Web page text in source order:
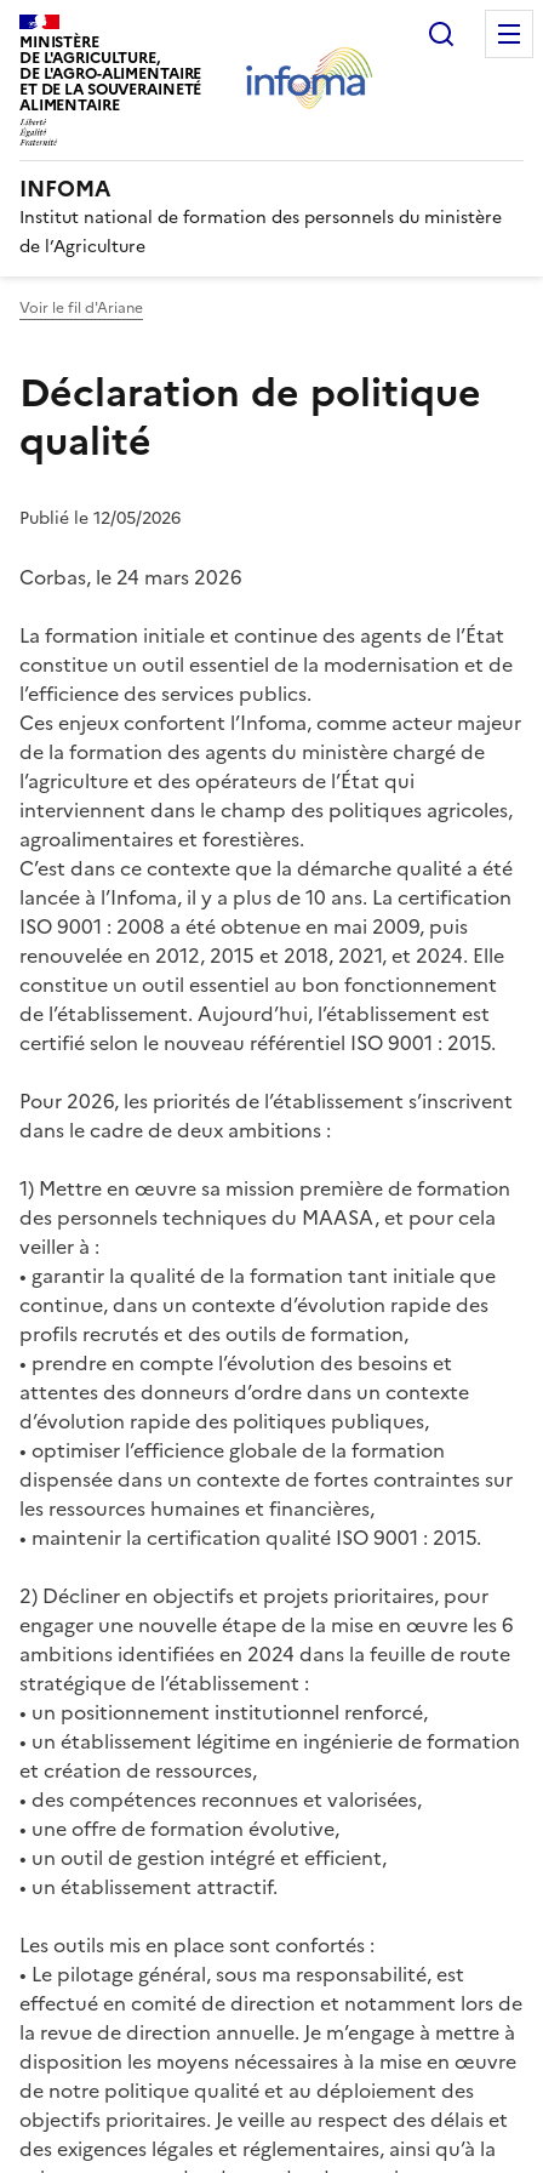
MINISTÈRE
DE L'AGRICULTURE,
DE L'AGRO-ALIMENTAIRE
ET DE LA SOUVERAINETÉ
ALIMENTAIRE
INFOMA
Institut national de formation des personnels du ministère
de l’Agriculture
Voir le fil d'Ariane
Déclaration de politique
qualité
Publié le 12/05/2026
Corbas, le 24 mars 2026
La formation initiale et continue des agents de l’État
constitue un outil essentiel de la modernisation et de
l’efficience des services publics.
Ces enjeux confortent l’Infoma, comme acteur majeur
de la formation des agents du ministère chargé de
l’agriculture et des opérateurs de l’État qui
interviennent dans le champ des politiques agricoles,
agroalimentaires et forestières.
C’est dans ce contexte que la démarche qualité a été
lancée à l’Infoma, il y a plus de 10 ans. La certification
ISO 9001 : 2008 a été obtenue en mai 2009, puis
renouvelée en 2012, 2015 et 2018, 2021, et 2024. Elle
constitue un outil essentiel au bon fonctionnement
de l’établissement. Aujourd’hui, l’établissement est
certifié selon le nouveau référentiel ISO 9001 : 2015.
Pour 2026, les priorités de l’établissement s’inscrivent
dans le cadre de deux ambitions :
1) Mettre en œuvre sa mission première de formation
des personnels techniques du MAASA, et pour cela
veiller à :
• garantir la qualité de la formation tant initiale que
continue, dans un contexte d’évolution rapide des
profils recrutés et des outils de formation,
• prendre en compte l’évolution des besoins et
attentes des donneurs d’ordre dans un contexte
d’évolution rapide des politiques publiques,
• optimiser l’efficience globale de la formation
dispensée dans un contexte de fortes contraintes sur
les ressources humaines et financières,
• maintenir la certification qualité ISO 9001 : 2015.
2) Décliner en objectifs et projets prioritaires, pour
engager une nouvelle étape de la mise en œuvre les 6
ambitions identifiées en 2024 dans la feuille de route
stratégique de l’établissement :
• un positionnement institutionnel renforcé,
• un établissement légitime en ingénierie de formation
et création de ressources,
• des compétences reconnues et valorisées,
• une offre de formation évolutive,
• un outil de gestion intégré et efficient,
• un établissement attractif.
Les outils mis en place sont confortés :
• Le pilotage général, sous ma responsabilité, est
effectué en comité de direction et notamment lors de
la revue de direction annuelle. Je m’engage à mettre à
disposition les moyens nécessaires à la mise en œuvre
de notre politique qualité et au déploiement des
objectifs prioritaires. Je veille au respect des délais et
des exigences légales et réglementaires, ainsi qu’à la